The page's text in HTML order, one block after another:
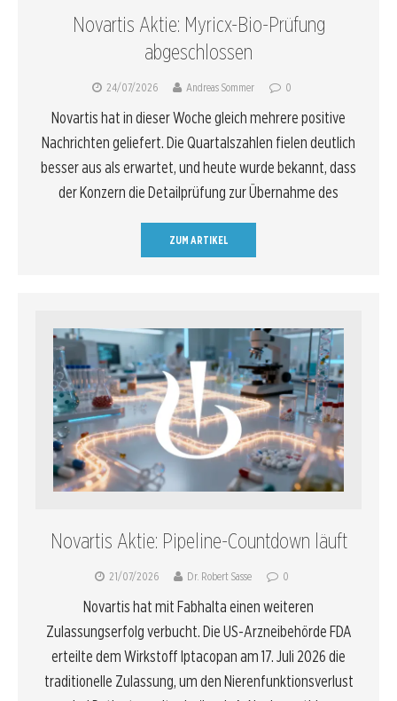
Novartis Aktie: Myricx-Bio-Prüfung
abgeschlossen
24/07/2026 Andreas Sommer 0
Novartis hat in dieser Woche gleich mehrere positive
Nachrichten geliefert. Die Quartalszahlen fielen deutlich
besser aus als erwartet, und heute wurde bekannt, dass
der Konzern die Detailprüfung zur Übernahme des
ZUM ARTIKEL
Novartis Aktie: Pipeline-Countdown läuft
21/07/2026 Dr. Robert Sasse 0
Novartis hat mit Fabhalta einen weiteren
Zulassungserfolg verbucht. Die US-Arzneibehörde FDA
erteilte dem Wirkstoff Iptacopan am 17. Juli 2026 die
traditionelle Zulassung, um den Nierenfunktionsverlust